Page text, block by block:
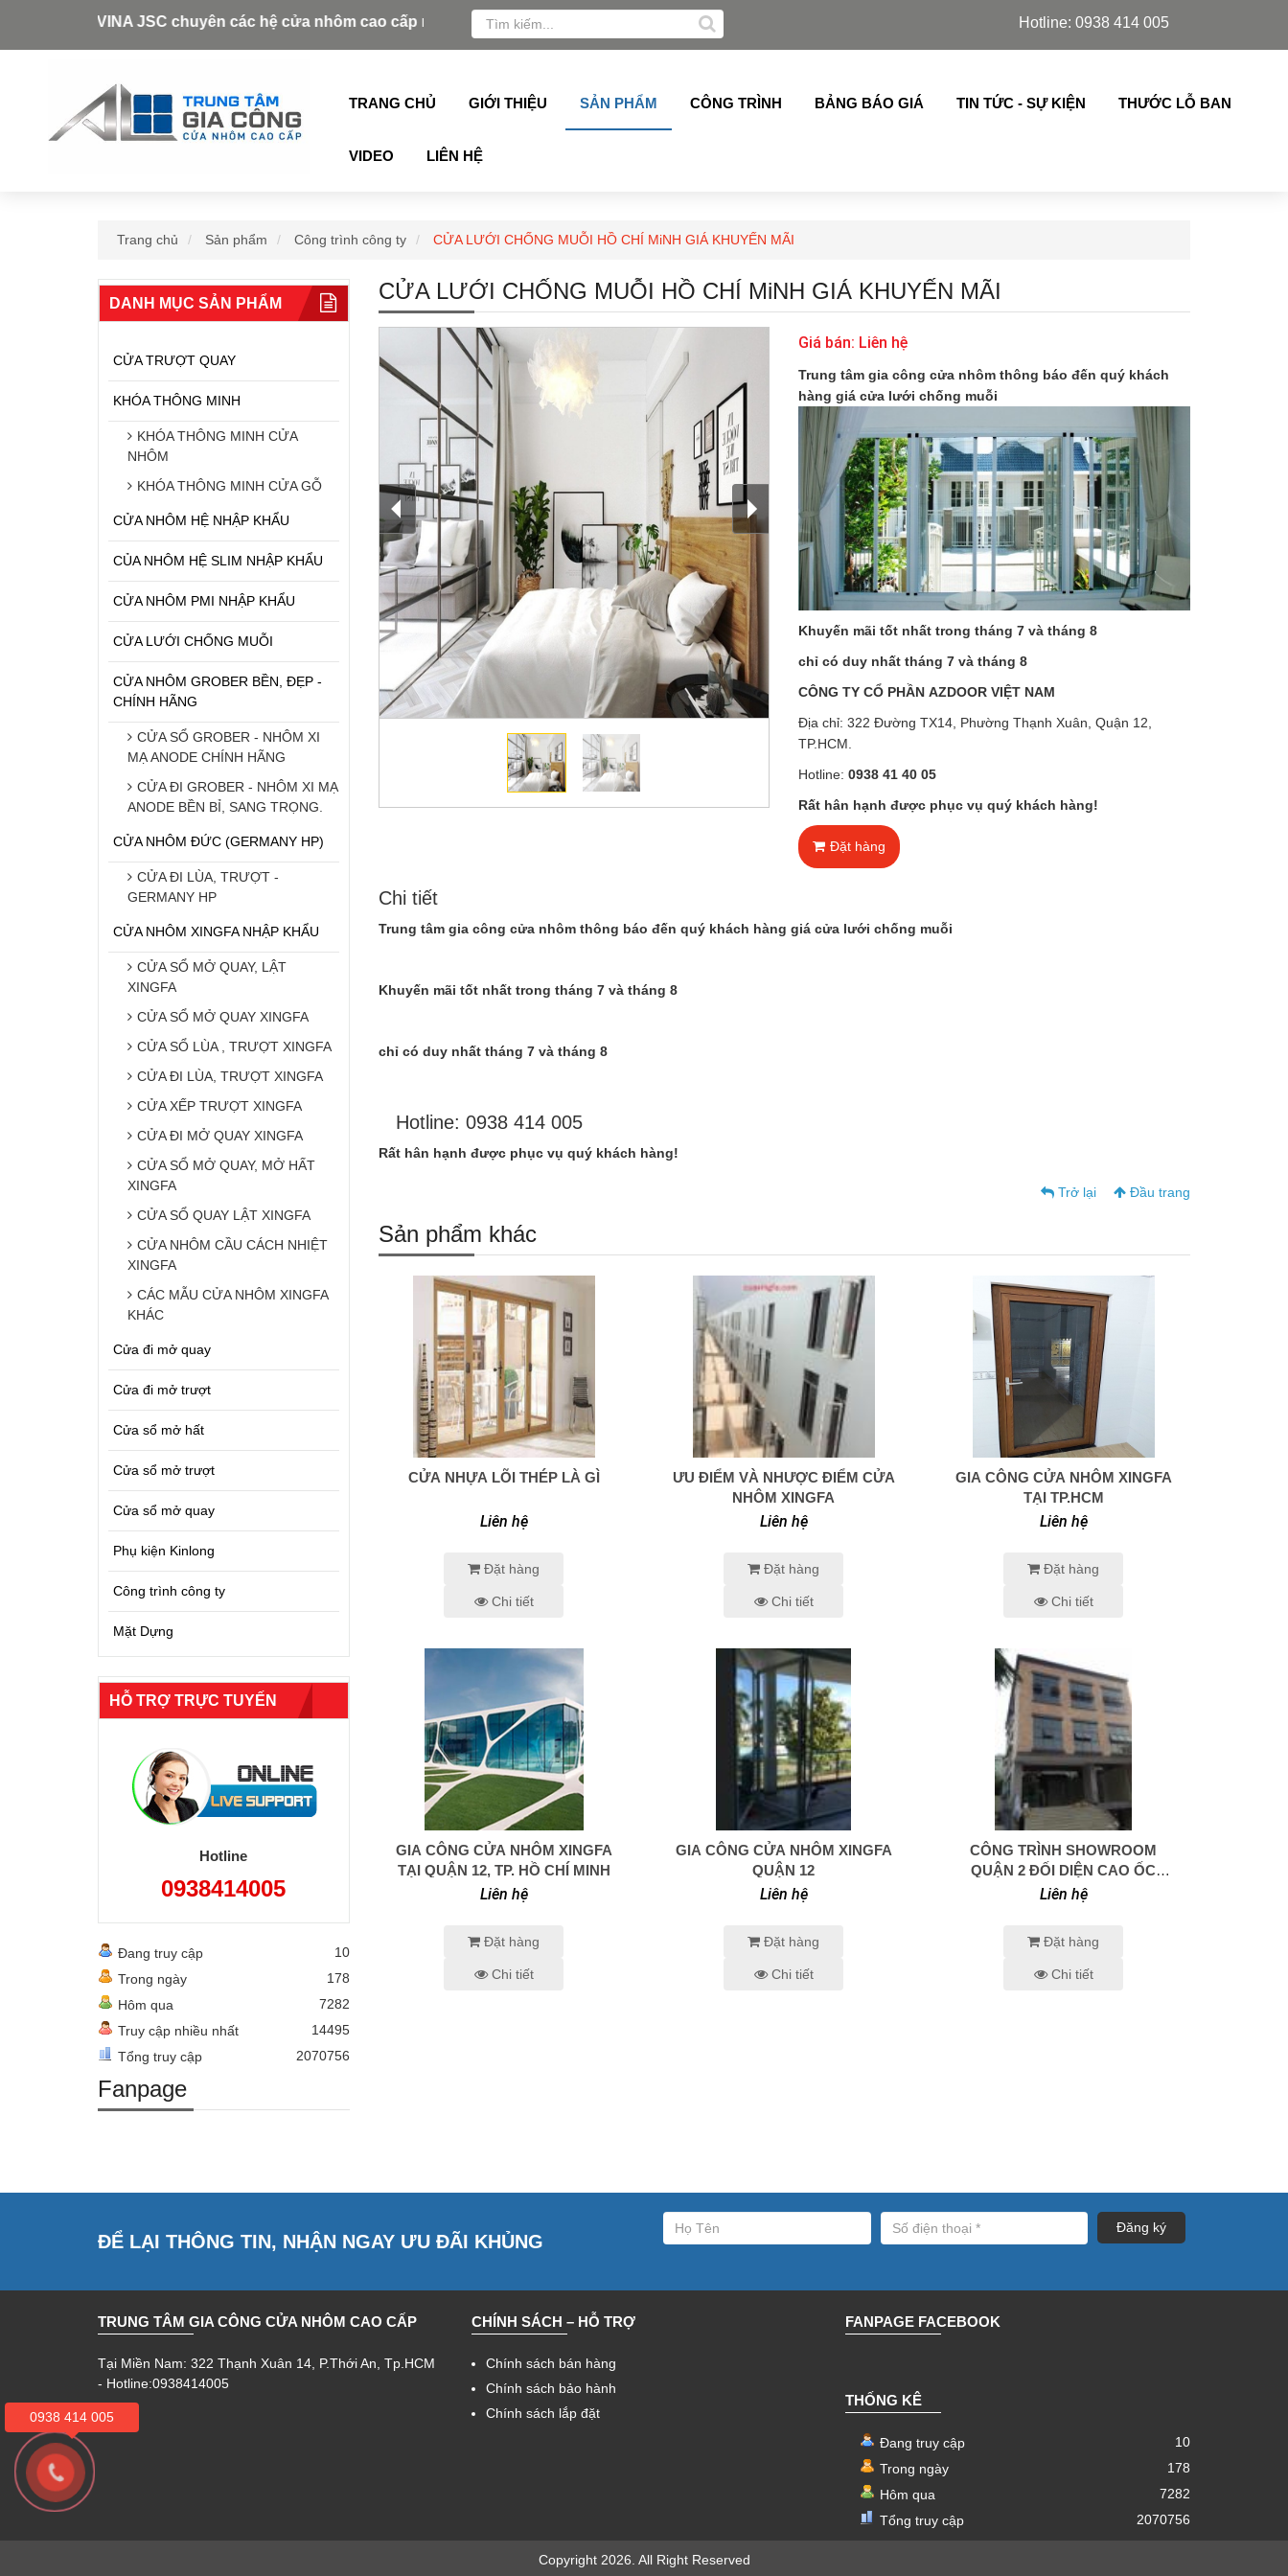
VINA JSC chuyên các hệ cửa nhôm cao cấp như: Xingfa, Alukey, Grober, Pmi, Germany, Topalu, Technan, Schuco, Slim Azdoor, cửa lá sách,chớp lật thế hệ mới nhập khẩu
Hotline: 0938 414 005
TRANG CHỦ GIỚI THIỆU SẢN PHẨM CÔNG TRÌNH BẢNG BÁO GIÁ TIN TỨC - SỰ KIỆN THƯỚC LỖ BAN
VIDEO LIÊN HỆ
Trang chủ Sản phẩm Công trình công ty CỬA LƯỚI CHỐNG MUỖI HỒ CHÍ MiNH GIÁ KHUYẾN MÃI
DANH MỤC SẢN PHẨM
CỬA TRƯỢT QUAY
KHÓA THÔNG MINH
KHÓA THÔNG MINH CỬA
NHÔM
KHÓA THÔNG MINH CỬA GỖ
CỬA NHÔM HỆ NHẬP KHẨU
CỦA NHÔM HỆ SLIM NHẬP KHẨU
CỬA NHÔM PMI NHẬP KHẨU
CỬA LƯỚI CHỐNG MUỖI
CỬA NHÔM GROBER BỀN, ĐẸP -
CHÍNH HÃNG
CỬA SỔ GROBER - NHÔM XI
MẠ ANODE CHÍNH HÃNG
CỬA ĐI GROBER - NHÔM XI MẠ
ANODE BỀN BỈ, SANG TRỌNG.
CỬA NHÔM ĐỨC (GERMANY HP)
CỬA ĐI LÙA, TRƯỢT -
GERMANY HP
CỬA NHÔM XINGFA NHẬP KHẨU
CỬA SỔ MỞ QUAY, LẬT
XINGFA
CỬA SỔ MỞ QUAY XINGFA
CỬA SỔ LÙA , TRƯỢT XINGFA
CỬA ĐI LÙA, TRƯỢT XINGFA
CỬA XẾP TRƯỢT XINGFA
CỬA ĐI MỞ QUAY XINGFA
CỬA SỔ MỞ QUAY, MỞ HẤT
XINGFA
CỬA SỔ QUAY LẬT XINGFA
CỬA NHÔM CẦU CÁCH NHIỆT
XINGFA
CÁC MẪU CỬA NHÔM XINGFA
KHÁC
Cửa đi mở quay
Cửa đi mở trượt
Cửa sổ mở hất
Cửa sổ mở trượt
Cửa sổ mở quay
Phụ kiện Kinlong
Công trình công ty
Mặt Dựng
HỖ TRỢ TRỰC TUYẾN
Hotline
0938414005
Đang truy cập
10
Trong ngày
178
Hôm qua
7282
Truy cập nhiều nhất
14495
Tổng truy cập
2070756
Fanpage
CỬA LƯỚI CHỐNG MUỖI HỒ CHÍ MiNH GIÁ KHUYẾN MÃI
Giá bán: Liên hệ
Trung tâm gia công cửa nhôm thông báo đến quý khách
hàng giá cửa lưới chống muỗi
Khuyến mãi tốt nhất trong tháng 7 và tháng 8
chỉ có duy nhất tháng 7 và tháng 8
CÔNG TY CỔ PHẦN AZDOOR VIỆT NAM
Địa chỉ: 322 Đường TX14, Phường Thạnh Xuân, Quận 12,
TP.HCM.
Hotline: 0938 41 40 05
Rất hân hạnh được phục vụ quý khách hàng!
Đặt hàng
Chi tiết
Trung tâm gia công cửa nhôm thông báo đến quý khách hàng giá cửa lưới chống muỗi
Khuyến mãi tốt nhất trong tháng 7 và tháng 8
chỉ có duy nhất tháng 7 và tháng 8
Hotline: 0938 414 005
Rất hân hạnh được phục vụ quý khách hàng!
Trở lại Đầu trang
Sản phẩm khác
0938 414 005
CỬA NHỰA LÕI THÉP LÀ GÌ
Liên hệ
Đặt hàng
Chi tiết
0938 414 005
ƯU ĐIỂM VÀ NHƯỢC ĐIỂM CỬA
NHÔM XINGFA
Liên hệ
Đặt hàng
Chi tiết
0938 414 005
GIA CÔNG CỬA NHÔM XINGFA
TẠI TP.HCM
Liên hệ
Đặt hàng
Chi tiết
0938 414 005
GIA CÔNG CỬA NHÔM XINGFA
TẠI QUẬN 12, TP. HỒ CHÍ MINH
Liên hệ
Đặt hàng
Chi tiết
0938 414 005
GIA CÔNG CỬA NHÔM XINGFA
QUẬN 12
Liên hệ
Đặt hàng
Chi tiết
0938 414 005
CÔNG TRÌNH SHOWROOM
QUẬN 2 ĐỐI DIỆN CAO ỐC
VISTAR
Liên hệ
Đặt hàng
Chi tiết
ĐỂ LẠI THÔNG TIN, NHẬN NGAY ƯU ĐÃI KHỦNG
TRUNG TÂM GIA CÔNG CỬA NHÔM CAO CẤP
Tại Miền Nam: 322 Thạnh Xuân 14, P.Thới An, Tp.HCM
- Hotline:0938414005
CHÍNH SÁCH – HỖ TRỢ
Chính sách bán hàng
Chính sách bảo hành
Chính sách lắp đặt
FANPAGE FACEBOOK
THỐNG KÊ
Đang truy cập
10
Trong ngày
178
Hôm qua
7282
Tổng truy cập
2070756
0938 414 005
Copyright 2026. All Right Reserved